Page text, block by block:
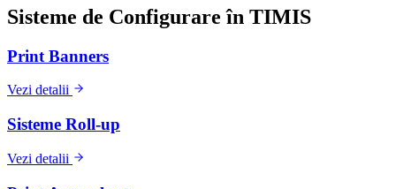
Sisteme de Configurare în TIMIS
Print Banners
Vezi detalii
Sisteme Roll-up
Vezi detalii